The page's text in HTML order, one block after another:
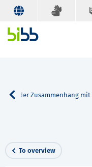
der Zusammenhang
To overview